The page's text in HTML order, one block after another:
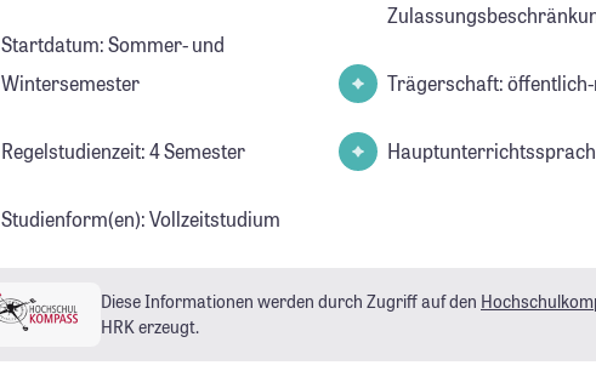
Startdatum: Sommer- und
Wintersemester
Regelstudienzeit: 4 Semester
Studienform(en): Vollzeitstudium
Trägerschaft:
Diese Informationen werden durch Zugriff auf den
HRK erzeugt.